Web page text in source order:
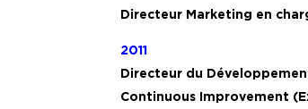
Directeur Marketing en
2011
Directeur du
Continuous Improvement